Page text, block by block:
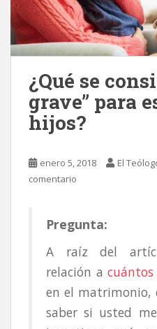
¿Qué se
grave” para
hijos?
enero 5, 2018 El
comentario
Pregunta:
A raíz del
relación a
en el matrimonio,
saber si usted